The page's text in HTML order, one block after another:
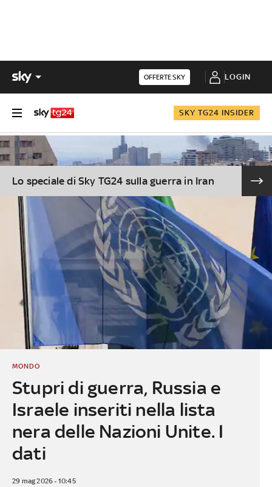
OFFERTE SKY LOGIN
SKY TG24 INSIDER
Lo speciale di Sky TG24 sulla guerra in Iran
Stupri di guerra, Russia e
Israele inseriti nella lista
nera delle Nazioni Unite. I
dati
MONDO
29 mag 2026 - 10:45